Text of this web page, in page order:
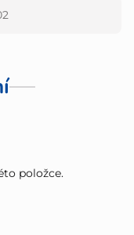
položce.